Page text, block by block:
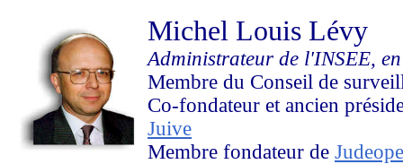
Michel Louis Lévy
Administrateur de l'INSEE,
Membre du Conseil de
Co-fondateur et ancien
Juive
Membre fondateur de